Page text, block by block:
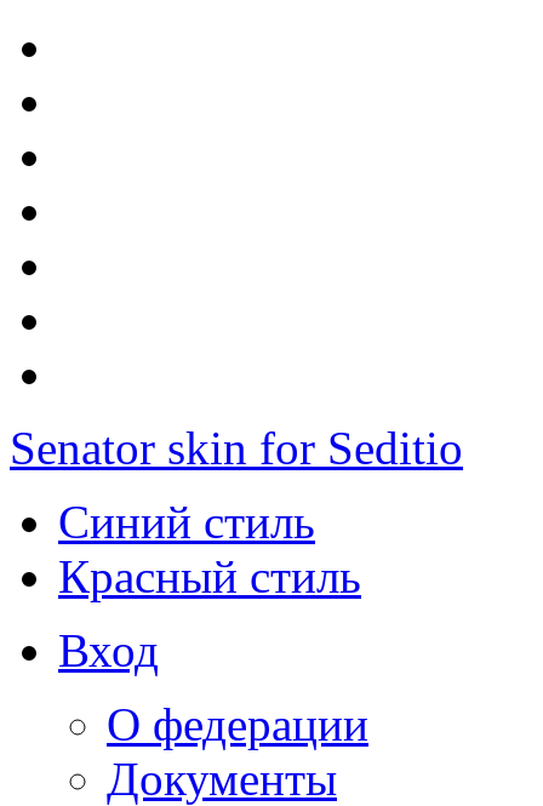
Senator skin for Seditio
Синий стиль
Красный стиль
Вход
О федерации
Документы